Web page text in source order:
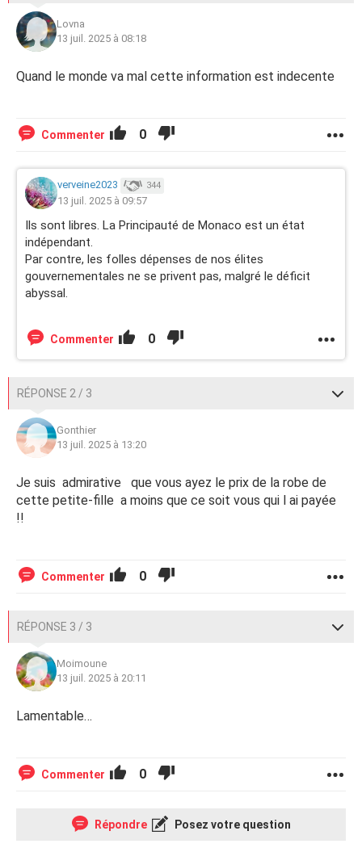
Lovna
13 juil. 2025 à 08:18
Quand le monde va mal cette information est indecente
Commenter 0
verveine2023 344
13 juil. 2025 à 09:57
Ils sont libres. La Principauté de Monaco est un état
indépendant.
Par contre, les folles dépenses de nos élites
gouvernementales ne se privent pas, malgré le déficit
abyssal.
Commenter 0
RÉPONSE 2 / 3
Gonthier
13 juil. 2025 à 13:20
Je suis admirative que vous ayez le prix de la robe de
cette petite-fille a moins que ce soit vous qui l ai payée
!!
Commenter 0
RÉPONSE 3 / 3
Moimoune
13 juil. 2025 à 20:11
Lamentable…
Commenter 0
Répondre Posez votre question